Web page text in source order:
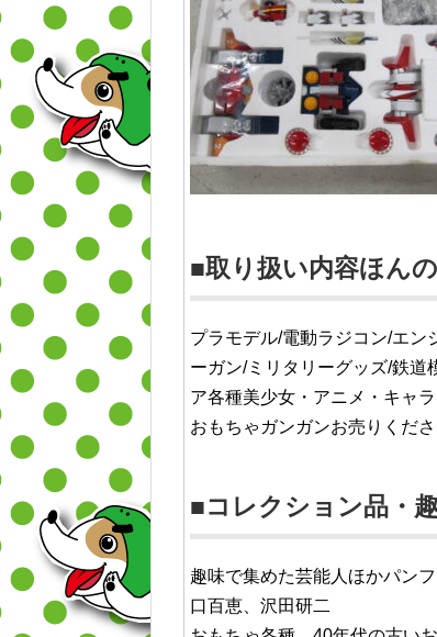
■取り扱い内容ほん
プラモデル/電動ラジコン/エン
ーガン/ミリタリーグッズ/鉄道
ア各種美少女・アニメ・キャ
おもちゃガンガンお売りくださ
■コレクション品・
趣味で集めた芸能人ほかパン
口百恵、沢田研二